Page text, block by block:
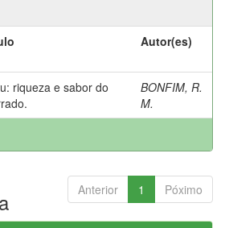
Autor(es)
riqueza e sabor do
BONFIM, R.
M.
Anterior 1 Póximo